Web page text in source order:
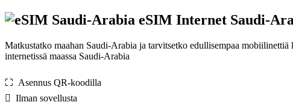
eSIM Internet Saudi-
Matkustatko maahan Saudi-Arabia ja tarvitsetko edullisempaa
internetissä maassa Saudi-Arabia
⛶️️ Asennus QR-koodilla
️ Ilman sovellusta